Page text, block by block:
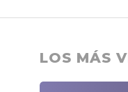
LOS MÁS